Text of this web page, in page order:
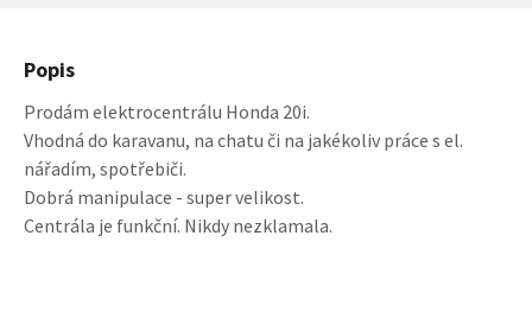
Popis
Prodám elektrocentrálu Honda 20i.
Vhodná do karavanu, na chatu či na jakékoliv práce s el.
nářadím, spotřebiči.
Dobrá manipulace - super velikost.
Centrála je funkční. Nikdy nezklamala.